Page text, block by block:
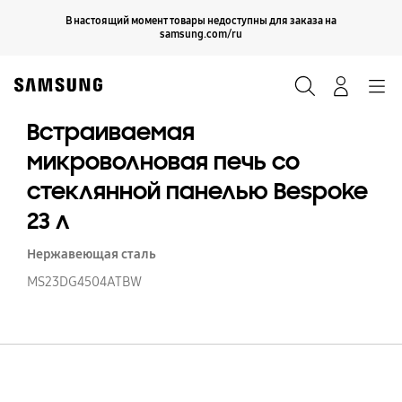
В настоящий момент товары недоступны для заказа на
samsung.com/ru
Продолжить
Встраиваемая
микроволновая печь со
стеклянной панелью Bespoke
23 л
Нержавеющая сталь
MS23DG4504ATBW